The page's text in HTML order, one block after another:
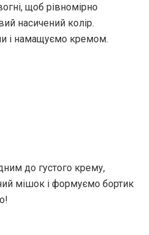
щоб рівномірно
насичений колір.
і намащуємо кремом.
до густого крему,
мішок і формуємо бортик